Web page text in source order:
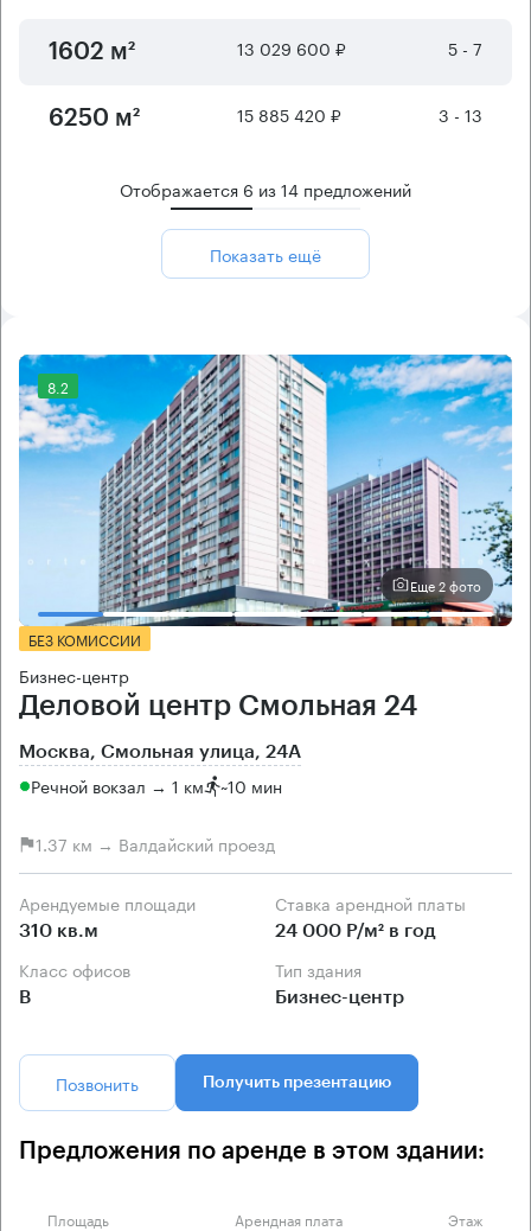
1602 м² 13 029 600 ₽ 5 - 7
6250 м² 15 885 420 ₽ 3 - 13
Отображается 6 из14 предложений
Показать ещё
8.2
Еще 2 фото
БЕЗ КОМИССИИ
Бизнес-центр
Деловой центр Смольная 24
Москва, Смольная улица, 24А
Речной вокзал → 1 км ~10 мин
1.37 км → Валдайский проезд
Арендуемые площади
310 кв.м
Ставка арендной платы
24 000 Р/м² в год
Класс офисов
B
Тип здания
Бизнес-центр
Позвонить Получить презентацию
Предложения по аренде в этом здании:
Площадь Арендная плата Этаж